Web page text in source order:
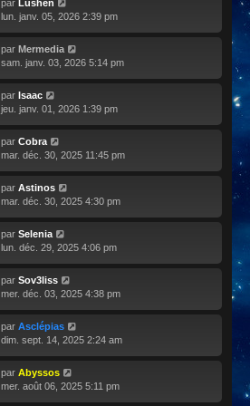
par Lushen
lun. janv. 05, 2026 2:39 pm
par Mermedia
sam. janv. 03, 2026 5:14 pm
par Isaac
jeu. janv. 01, 2026 1:39 pm
par Cobra
mar. déc. 30, 2025 11:45 pm
par Astinos
mar. déc. 30, 2025 4:30 pm
par Selenia
lun. déc. 29, 2025 4:06 pm
par Sov3liss
mer. déc. 03, 2025 4:38 pm
par Asclépias
dim. sept. 14, 2025 2:24 am
par Abyssos
mer. août 06, 2025 5:11 pm